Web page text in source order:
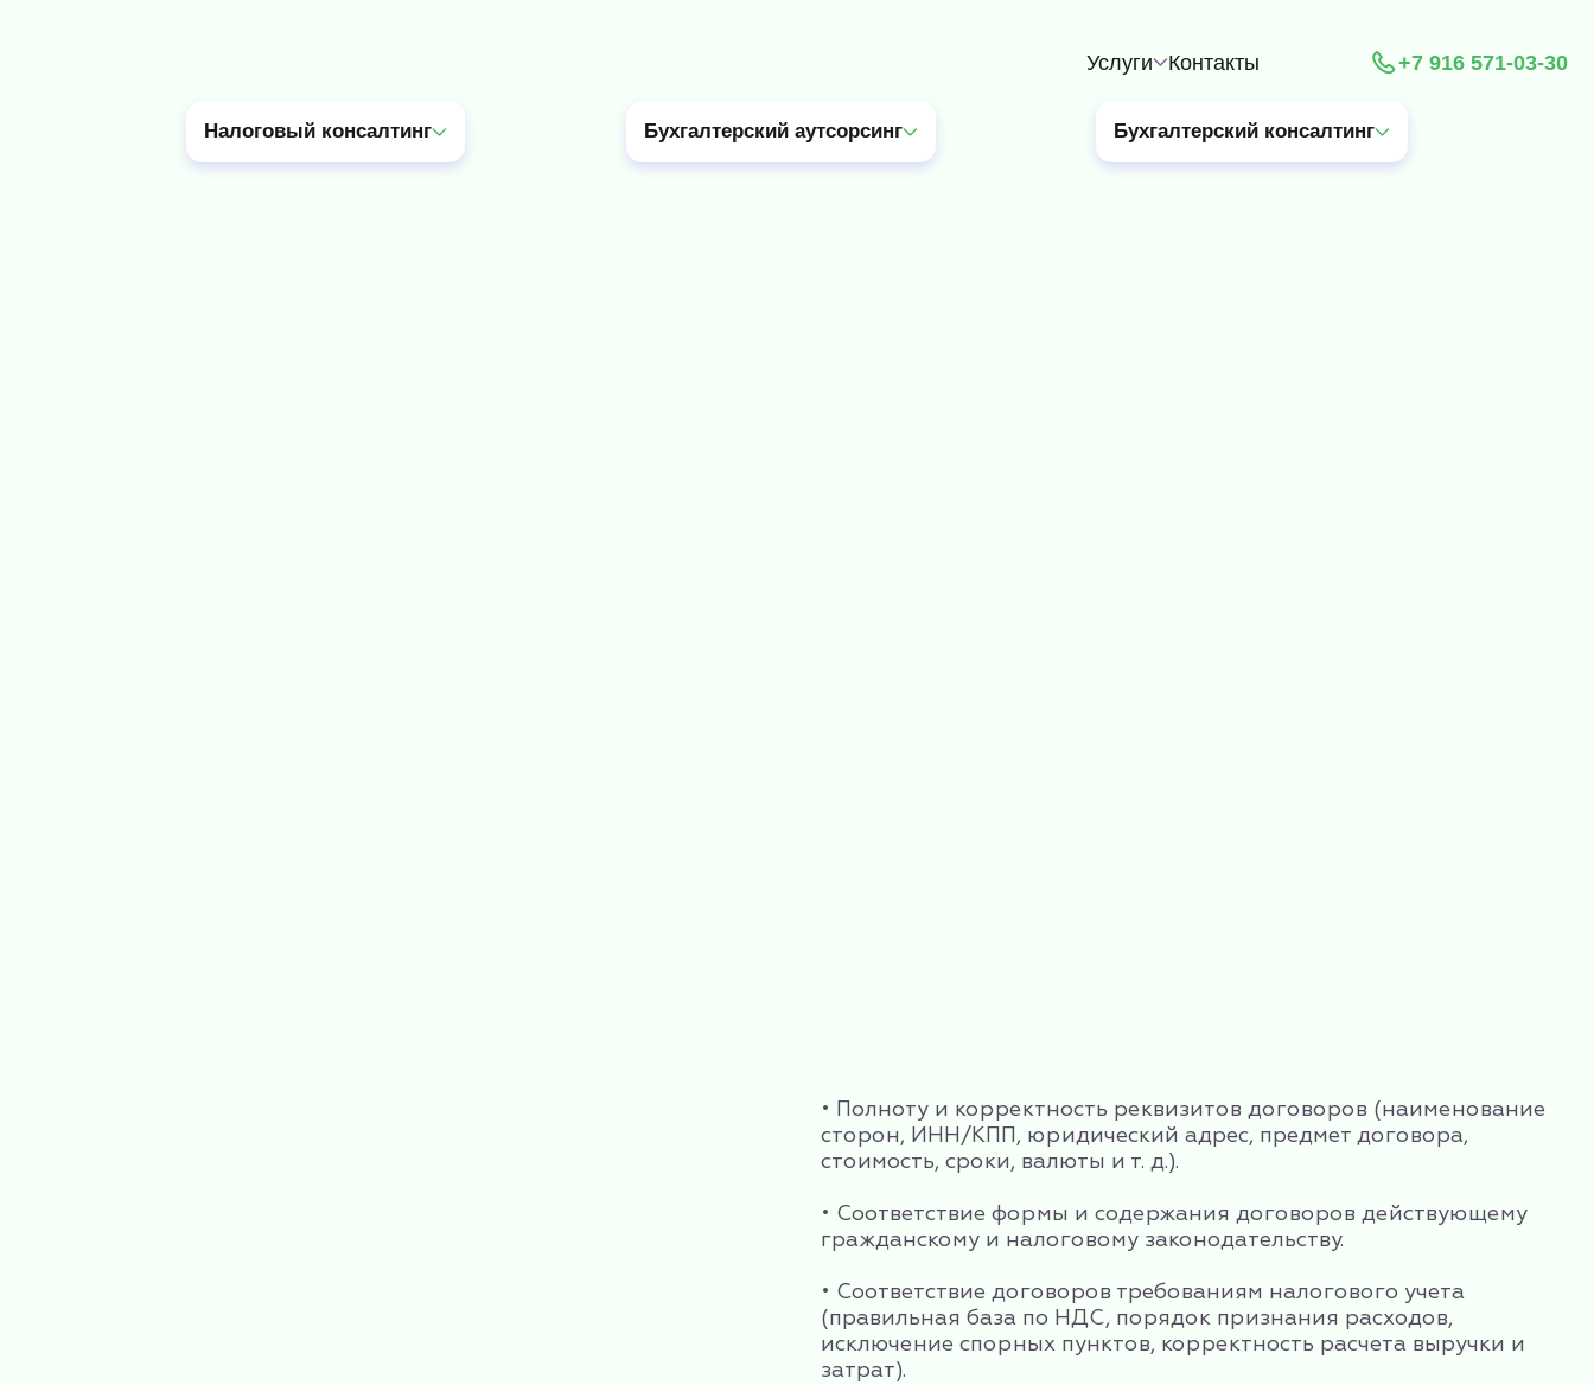
Услуги Контакты +7 916 571-03-30
Налоговый консалтинг Бухгалтерский аутсорсинг Бухгалтерский консалтинг
• Полноту и корректность реквизитов договоров (наименование
сторон, ИНН/КПП, юридический адрес, предмет договора,
стоимость, сроки, валюты и т. д.).
• Соответствие формы и содержания договоров действующему
гражданскому и налоговому законодательству.
• Соответствие договоров требованиям налогового учета
(правильная база по НДС, порядок признания расходов,
исключение спорных пунктов, корректность расчета выручки и
затрат).